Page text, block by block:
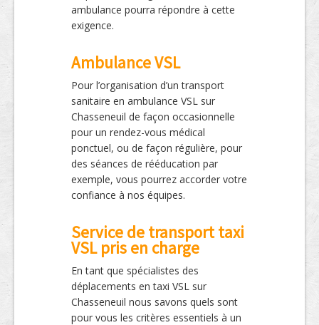
ambulance pourra répondre à cette
exigence.
Ambulance VSL
Pour l’organisation d’un transport
sanitaire en ambulance VSL sur
Chasseneuil de façon occasionnelle
pour un rendez-vous médical
ponctuel, ou de façon régulière, pour
des séances de rééducation par
exemple, vous pourrez accorder votre
confiance à nos équipes.
Service de transport taxi
VSL pris en charge
En tant que spécialistes des
déplacements en taxi VSL sur
Chasseneuil nous savons quels sont
pour vous les critères essentiels à un